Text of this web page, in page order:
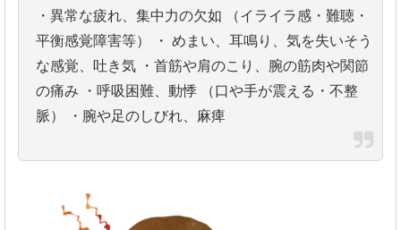
・異常な疲れ、集中力の欠如 （イライラ感・難聴・
平衡感覚障害等）
・ めまい、耳鳴り、気を失いそう
な感覚、吐き気 ・首筋や肩のこり、腕の筋肉や関節
の痛み ・呼吸困難、動悸 （口や手が震える・不整
脈）
・腕や足のしびれ、麻痺